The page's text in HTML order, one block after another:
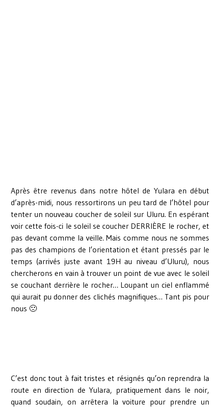
Après être revenus dans notre hôtel de Yulara en début
d’après-midi, nous ressortirons un peu tard de l’hôtel pour
tenter un nouveau coucher de soleil sur Uluru. En espérant
voir cette fois-ci le soleil se coucher DERRIÈRE le rocher, et
pas devant comme la veille. Mais comme nous ne sommes
pas des champions de l’orientation et étant pressés par le
temps (arrivés juste avant 19H au niveau d’Uluru), nous
chercherons en vain à trouver un point de vue avec le soleil
se couchant derrière le rocher… Loupant un ciel enflammé
qui aurait pu donner des clichés magnifiques… Tant pis pour
nous 🙁
C’est donc tout à fait tristes et résignés qu’on reprendra la
route en direction de Yulara, pratiquement dans le noir,
quand soudain, on arrêtera la voiture pour prendre un